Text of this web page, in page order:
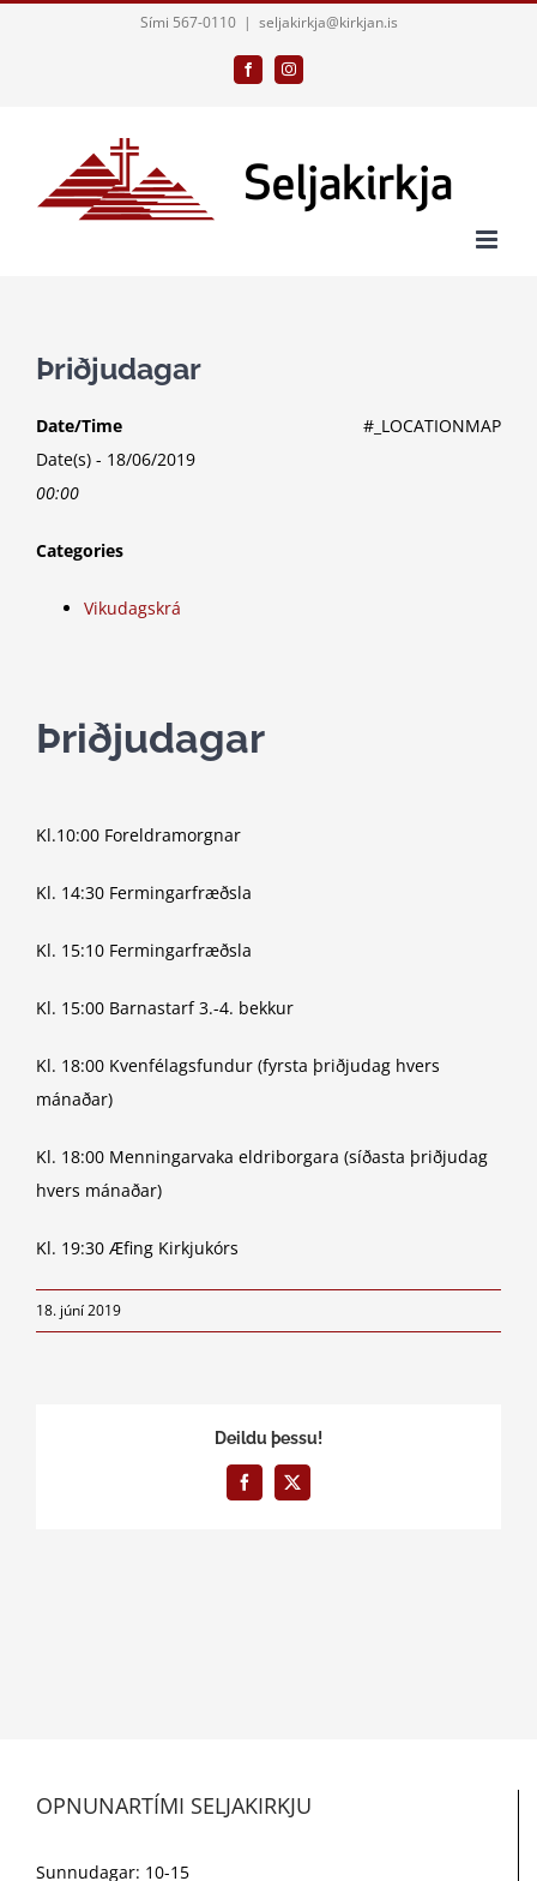
Sími 567-0110 | seljakirkja@kirkjan.is
FacebookInstagram
Þriðjudagar
#_LOCATIONMAP
Date/Time
Date(s) - 18/06/2019
00:00
Categories
Vikudagskrá
Þriðjudagar
Kl.10:00 Foreldramorgnar
Kl. 14:30 Fermingarfræðsla
Kl. 15:10 Fermingarfræðsla
Kl. 15:00 Barnastarf 3.-4. bekkur
Kl. 18:00 Kvenfélagsfundur (fyrsta þriðjudag hvers
mánaðar)
Kl. 18:00 Menningarvaka eldriborgara (síðasta þriðjudag
hvers mánaðar)
Kl. 19:30 Æfing Kirkjukórs
18. júní 2019
Deildu þessu!
Facebook
X
OPNUNARTÍMI SELJAKIRKJU
Sunnudagar: 10-15